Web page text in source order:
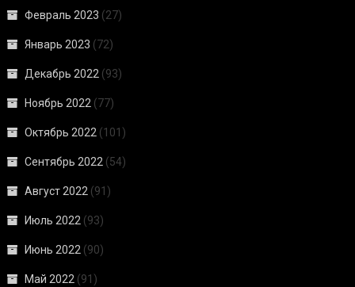
Февраль 2023 (27)
Январь 2023 (72)
Декабрь 2022 (93)
Ноябрь 2022 (77)
Октябрь 2022 (101)
Сентябрь 2022 (54)
Август 2022 (91)
Июль 2022 (93)
Июнь 2022 (90)
Май 2022 (91)